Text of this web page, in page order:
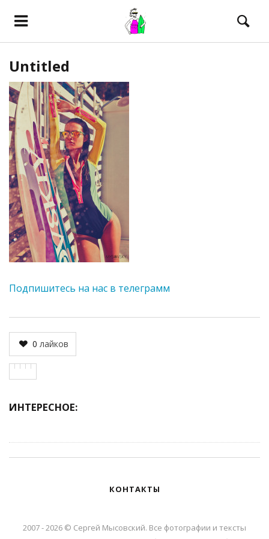
Untitled
Подпишитесь на нас в телеграмм
0 лайков
ИНТЕРЕСНОЕ:
КОНТАКТЫ
2007 - 2026 © Сергей Мысовский. Все фотографии и тексты